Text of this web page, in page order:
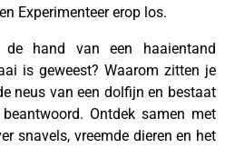
Experimenteer erop los.
hand van een haaientand
is geweest? Waarom zitten je
neus van een dolfijn en bestaat
Ontdek samen met
snavels, vreemde dieren en het